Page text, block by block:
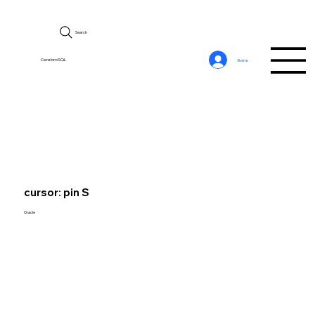
CerebroSQL
Search
Войти
cursor: pin S
Oracle